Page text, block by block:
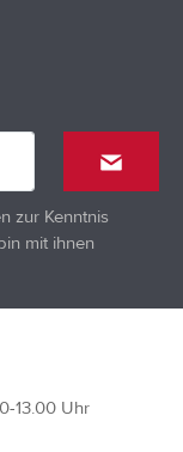
zur Kenntnis
mit ihnen
13.00 Uhr